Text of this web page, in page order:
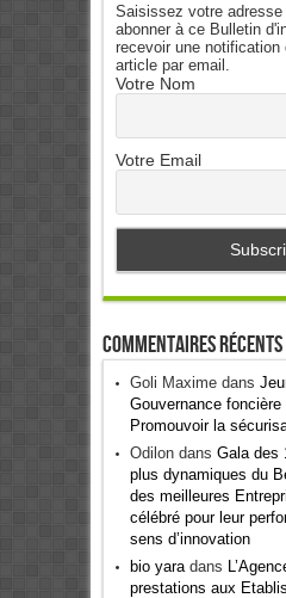
Saisissez votre
abonner à ce Bulletin
recevoir une notification
article par email.
Votre Nom
Votre Email
Commentaires récents
Goli Maximedans
Gouvernance foncière
Promouvoir la
Odilondans Gala des
plus dynamiques du
des meilleures
célébré pour leur
sens d’innovation
bio yaradans
prestations aux